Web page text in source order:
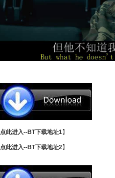
点此进入--BT下载地址1】
点此进入--BT下载地址2】